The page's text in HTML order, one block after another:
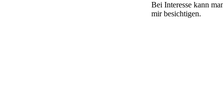
Bei Interesse kann
mir besichtigen.